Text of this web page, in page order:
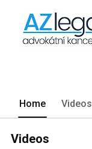
Home Videos
Videos